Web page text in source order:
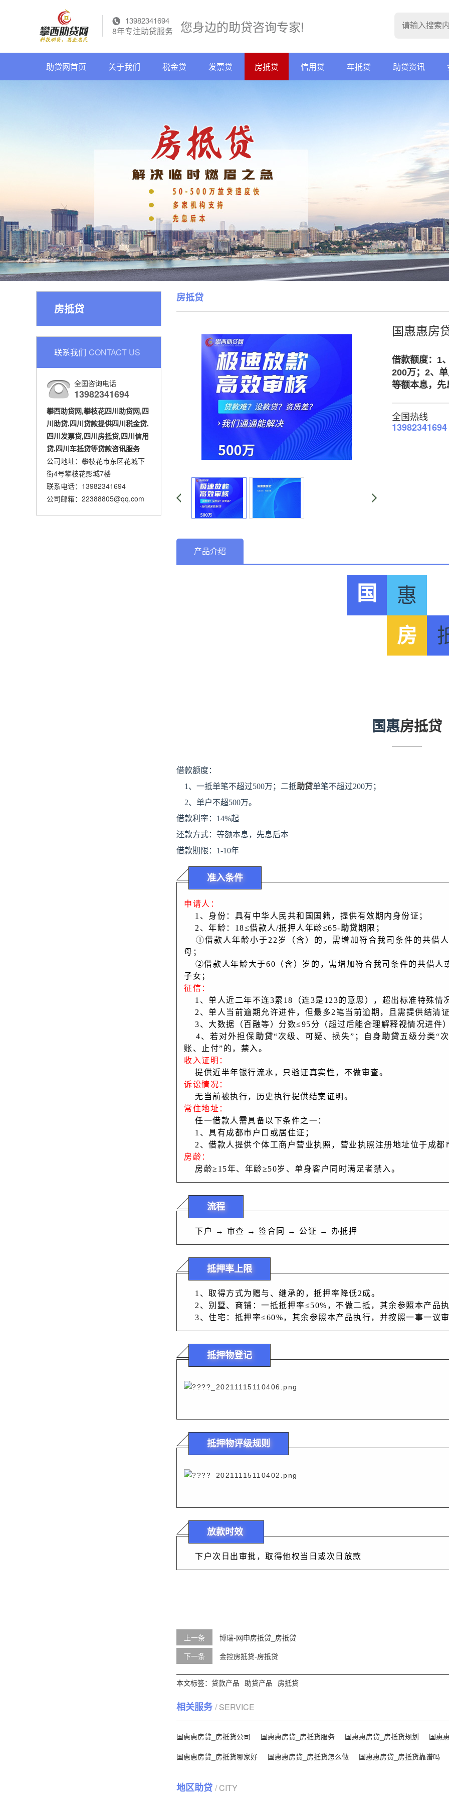
13982341694
8年专注助贷服务 您身边的助贷咨询专家!
助贷网首页 关于我们 税金贷 发票贷 房抵贷 信用贷 车抵贷 助贷资讯
房抵贷
联系我们 CONTACT US
全国咨询电话
13982341694
攀西助贷网,攀枝花四川助贷网,四
川助贷,四川贷款提供四川税金贷,
四川发票贷,四川房抵贷,四川信用
贷,四川车抵贷等贷款咨讯服务
公司地址：攀枝花市东区花城下
街4号攀枝花影城7楼
联系电话：13982341694
公司邮箱：22388805@qq.com
房抵贷
国惠惠房
借款额度： 1
200万； 2、
等额本息，先
全国热线
13982341694
产品介绍
国
惠
房
国惠房抵贷
借款额度：
1、一抵单笔不超过500万；二抵助贷单笔不超过200万；
2、单户不超500万。
借款利率： 14%起
还款方式：等额本息， 先息后本
借款期限： 1-10年
准入条件
申请人：
1、身份：具有中华人民共和国国籍，提供有效期内身份证；
2、年龄：18≤借款人/抵押人年龄≤65-助贷期限；
①借款人年龄小于22岁（含）的，需增加符合我司条件的共借
母；
②借款人年龄大于60（含）岁的，需增加符合我司条件的共借人
子女；
征信：
1、单人近二年不连3累18（连3是123的意思），超出标准特殊情
2、单人当前逾期允许进件，但最多2笔当前逾期，且需提供结清
3、大数据（百融等）分数≤95分（超过后能合理解释视情况进件
4、若对外担保助贷“次级、可疑、损失”；自身助贷 五级分类“
账、止付”的，禁入。
收入证明：
提供近半年银行流水，只验证真实性，不做审查。
诉讼情况：
无当前被执行，历史执行提供结案证明。
常住地址：
任一借款人需具备以下条件之一：
1、具有成都市户口或居住证；
2、借款人提供个体工商户营业执照，营业执照注册地址位于成都
房龄：
房龄≥15年、年龄≥50岁、单身客户同时满足者禁入。
流程
下户 → 审查 → 签合同 → 公证 → 办抵押
抵押率上限
1、取得方式为赠与、继承的，抵押率降低2成。
2、别墅、商铺：一抵抵押率≤50%，不做二抵，其余参照本产
3、住宅：抵押率≤60%，其余参照本产品执行，并按照一事一
抵押物登记
抵押物评级规则
放款时效
下户次日出审批，取得他权当日或次日放款
上一条
博瑞-网申房抵贷_房抵贷
下一条
金控房抵贷-房抵贷
本文标签： 贷款产品 助贷产品 房抵贷
相关服务/ SERVICE
国惠惠房贷_房抵货公司 国惠惠房贷_房抵货服务 国惠惠房贷_房抵货规划
国惠
国惠惠房贷_房抵货哪家好
国惠惠房贷_房抵货怎么做 国惠惠房贷_房抵货靠谱吗
地区助贷 / CITY